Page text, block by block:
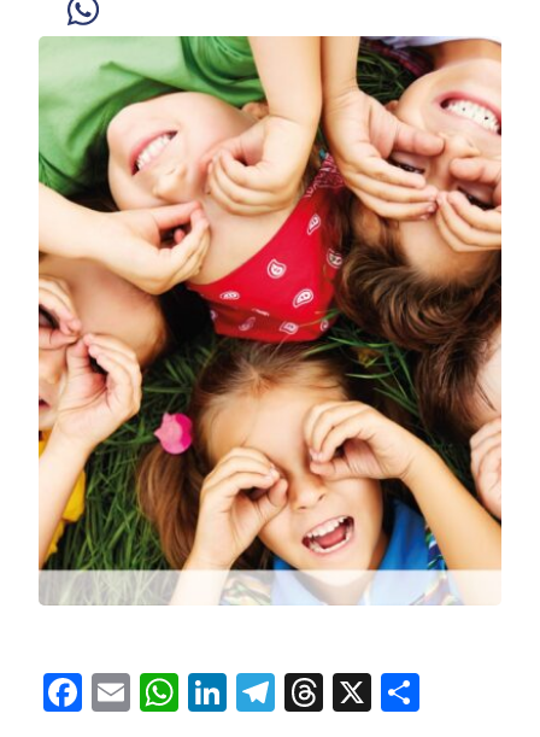
Facebook
EmailWhatsApp
LinkedIn
Telegram
Threads
X